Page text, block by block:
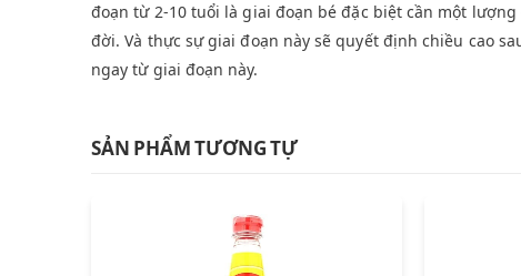
đoạn từ 2-10 tuổi là giai đoạn bé đặc biệt cần một
đời. Và thực sự giai đoạn này sẽ quyết định chiều cao
ngay từ giai đoạn này.
SẢN PHẨM TƯƠNG TỰ